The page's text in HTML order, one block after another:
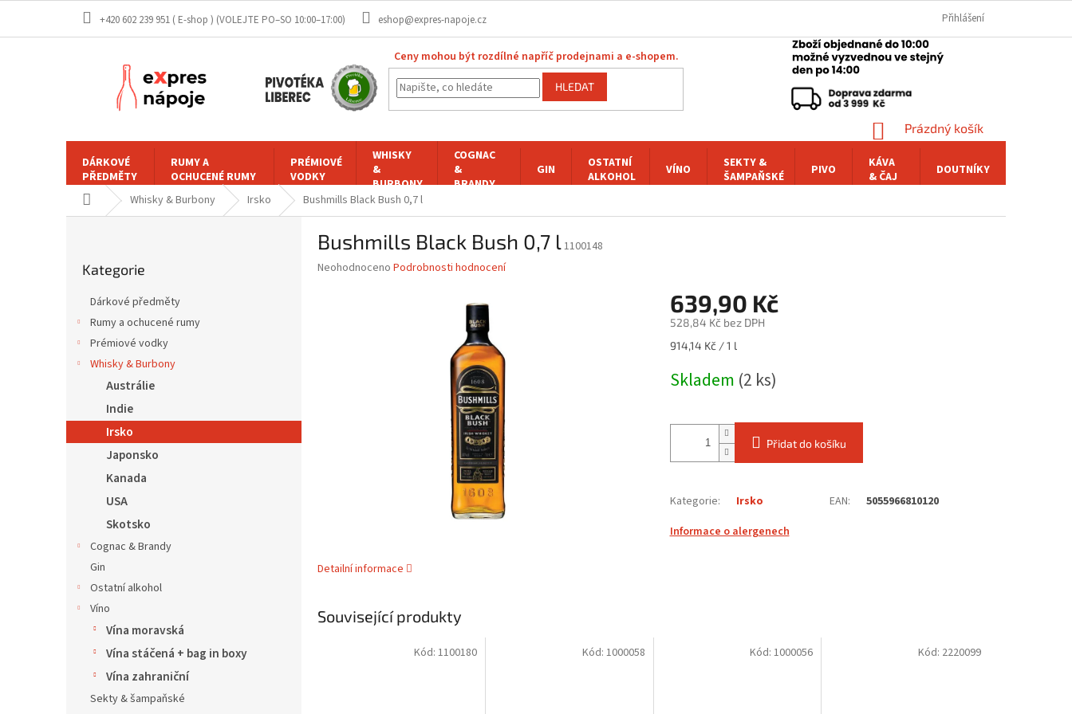
obsah
+420 602 239 951 ( E-shop ) eshop@expres-napoje.cz Přihlášení
Ceny mohou být rozdílné napříč prodejnami a e-shopem.
HLEDAT
NÁKUPNÍ
KOŠÍK
Prázdný košík
DÁRKOVÉ
PŘEDMĚTY
RUMY A
OCHUCENÉ RUMY
PRÉMIOVÉ
VODKY
WHISKY
&
BURBONY
COGNAC
&
BRANDY
GIN
OSTATNÍ
ALKOHOL
VÍNO
SEKTY &
ŠAMPAŇSKÉ
PIVO
KÁVA
& ČAJ
DOUTNÍKY
Domů Whisky & Burbony Irsko Bushmills Black Bush 0,7 l
n
kategorie
Kategorie
Dárkové předměty
Rumy a ochucené rumy
Prémiové vodky
Whisky & Burbony
Austrálie
Indie
Irsko
Japonsko
Kanada
USA
Skotsko
Cognac & Brandy
Gin
Ostatní alkohol
Víno
Vína moravská
Vína stáčená + bag in boxy
Vína zahraniční
Sekty & šampaňské
Bushmills Black Bush 0,7 l1100148
Průměrné
Neohodnoceno Podrobnosti hodnocení
Detailní informace
639,90 Kč
528,84 Kč bez DPH
Měrná
914,14 Kč / 1 l
Skladem (2 ks)
Přidat do košíku
Kategorie: Irsko EAN:
5055966810120
Informace o alergenech
Související produkty
Kód: 1100180 Kód: 1000058 Kód:1000056 Kód: 2220099